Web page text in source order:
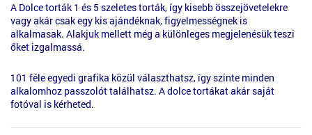
A Dolce torták 1 és 5 szeletes torták, így kisebb összejövetelekre
vagy akár csak egy kis ajándéknak, figyelmességnek is
alkalmasak. Alakjuk mellett még a különleges megjelenésük teszi
őket izgalmassá.
101 féle egyedi grafika közül választhatsz, így szinte minden
alkalomhoz passzolót találhatsz. A dolce tortákat akár saját
fotóval is kérheted.